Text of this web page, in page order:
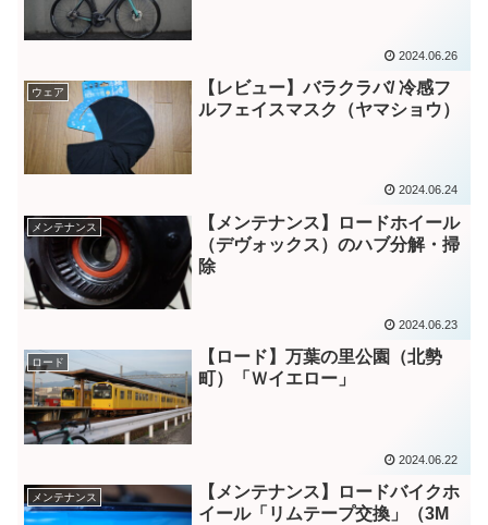
2024.06.26
ウェア
【レビュー】バラクラバ/ 冷感フ
ルフェイスマスク（ヤマショウ）
2024.06.24
メンテナンス
【メンテナンス】ロードホイール
（デヴォックス）のハブ分解・掃
除
2024.06.23
ロード
【ロード】万葉の里公園（北勢
町）「Ｗイエロー」
2024.06.22
メンテナンス
【メンテナンス】ロードバイクホ
イール「リムテープ交換」（3M